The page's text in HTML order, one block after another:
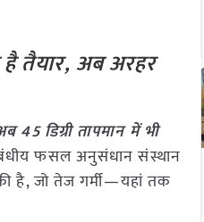
है तैयार, अब अरहर
डिग्री तापमान में भी
फसल अनुसंधान संस्थान
है, जो तेज गर्मी—यहां तक